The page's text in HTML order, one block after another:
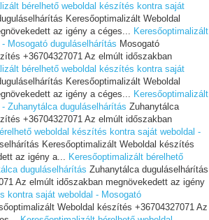
bérelhető weboldal készítés kontra saját
Keresőoptimalizált Weboldal
az igény a céges... Keresőoptimalizált
Mosogató duguláselhárítás Mosogató
+36704327071 Az elmúlt időszakban
bérelhető weboldal készítés kontra saját
Keresőoptimalizált Weboldal
az igény a céges... Keresőoptimalizált
Zuhanytálca duguláselhárítás Zuhanytálca
+36704327071 Az elmúlt időszakban
weboldal készítés kontra saját weboldal -
Keresőoptimalizált Weboldal készítés
az igény a... Keresőoptimalizált bérelhető
duguláselhárítás Zuhanytálca duguláselhárítás
Az elmúlt időszakban megnövekedett az igény
kontra saját weboldal - Mosogató
Weboldal készítés +36704327071 Az